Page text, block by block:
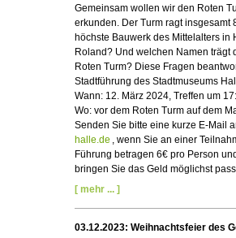
Gemeinsam wollen wir den Roten
erkunden. Der Turm ragt
höchste Bauwerk des Mittelalters
Roland? Und welchen Namen trägt
Roten Turm? Diese Fragen
Stadtführung des Stadtmuseums
Wann: 12. März 2024, Treffen um
Wo: vor dem Roten Turm auf dem
Senden Sie bitte eine kurze E-Mail
halle.de , wenn Sie an einer
Führung betragen 6€ pro Person
bringen Sie das Geld möglichst
[ mehr ... ]
03.12.2023: Weihnachtsfeier des